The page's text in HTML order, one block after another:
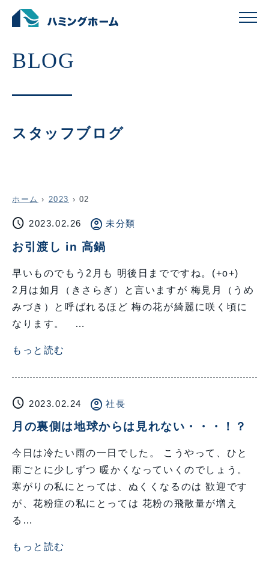
スタッフブログ
ホーム › 2023 › 02
schedule 2023.02.26 account_circle 未分類
お引渡し in 高鍋
早いものでもう2月も 明後日までですね。(+o+)
2月は如月（きさらぎ）と言いますが 梅見月（うめ
みづき）と呼ばれるほど 梅の花が綺麗に咲く頃に
なります。 …
もっと読む
schedule 2023.02.24 account_circle 社長
月の裏側は地球からは見れない・・・！？
今日は冷たい雨の一日でした。 こうやって、ひと
雨ごとに少しずつ 暖かくなっていくのでしょう。
寒がりの私にとっては、ぬくくなるのは 歓迎です
が、花粉症の私にとっては 花粉の飛散量が増え
る…
もっと読む